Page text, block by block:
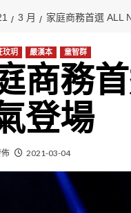
3 月 家庭商務首選 ALL
玟玥 嚴漢本 童智群
商務
登場
2021-03-04